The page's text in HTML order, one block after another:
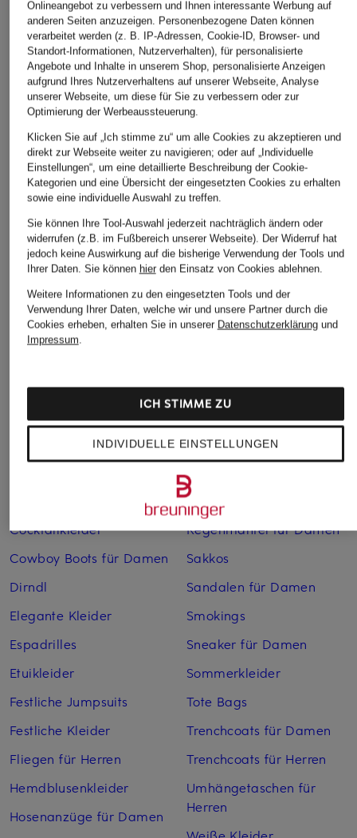
NEO NOIR
Rock LINK
CHF 50
Ursprünglich:CHF 85
YERSE
Rock MAGGIE
CHF 60
Ursprünglich:CHF 109
comma
CHF 109
Weitere Kategorien
Anzüge für Herren
Bademäntel für Herren
Bikinis für Damen
Cocktailkleider
Cowboy Boots für Damen
Dirndl
Elegante Kleider
Espadrilles
Etuikleider
Festliche Jumpsuits
Festliche Kleider
Fliegen für Herren
Hemdblusenkleider
Hosenanzüge für Damen
Lederjacken für Damen
Lederjacken für Herren
Leinenhosen für Herren
Leinenkleider
Maxikleider
Regenmäntel für Damen
Sakkos
Sandalen für Damen
Smokings
Sneaker für Damen
Sommerkleider
Tote Bags
Trenchcoats für Damen
Trenchcoats für Herren
Umhängetaschen für
Herren
Onlineangebot zu verbessern und Ihnen interessante Werbung auf
anderen Seiten anzuzeigen. Personenbezogene Daten können
verarbeitet werden (z. B. IP-Adressen, Cookie-ID, Browser- und
Standort-Informationen, Nutzerverhalten), für personalisierte
Angebote und Inhalte in unserem Shop, personalisierte Anzeigen
aufgrund Ihres Nutzerverhaltens auf unserer Webseite, Analyse
unserer Webseite, um diese für Sie zu verbessern oder zur
Optimierung der Werbeaussteuerung.
Klicken Sie auf „Ich stimme zu“ um alle Cookies zu akzeptieren und
direkt zur Webseite weiter zu navigieren; oder auf „Individuelle
Einstellungen“, um eine detaillierte Beschreibung der Cookie-
Kategorien und eine Übersicht der eingesetzten Cookies zu erhalten
sowie eine individuelle Auswahl zu treffen.
Sie können Ihre Tool-Auswahl jederzeit nachträglich ändern oder
widerrufen (z.B. im Fußbereich unserer Webseite). Der Widerruf hat
jedoch keine Auswirkung auf die bisherige Verwendung der Tools und
Ihrer Daten. Sie können hierden Einsatz von Cookies ablehnen.
Weitere Informationen zu den eingesetzten Tools und der
Verwendung Ihrer Daten, welche wir und unsere Partner durch die
Cookies erheben, erhalten Sie in unserer Datenschutzerklärungund
Impressum.
INDIVIDUELLE EINSTELLUNGEN
ICH STIMME ZU